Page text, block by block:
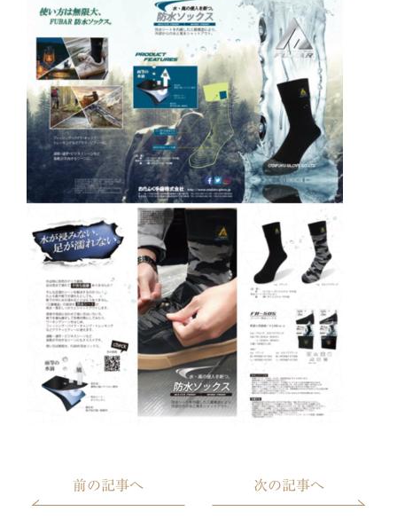
前の記事へ 次の記事へ